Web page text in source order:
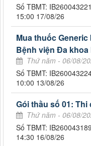
Số TBMT:
15:00 17/08/26
Mua thuốc
Bệnh viện Đa khoa
Thứ năm - 06/08/
Số TBMT:
10:00 13/08/26
Gói thầu số 01:
Thứ năm - 06/08/
Số TBMT:
14:30 16/08/26